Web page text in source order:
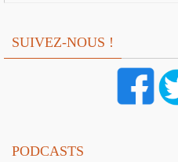
SUIVEZ-NOUS !
PODCASTS